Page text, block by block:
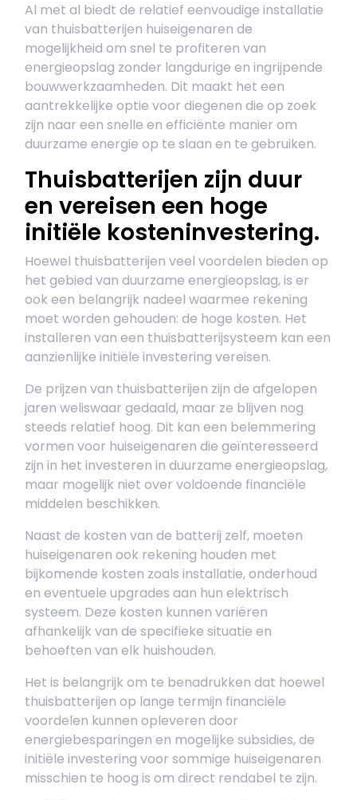
Al met al biedt de relatief eenvoudige installatie
van thuisbatterijen huiseigenaren de
mogelijkheid om snel te profiteren van
energieopslag zonder langdurige en ingrijpende
bouwwerkzaamheden. Dit maakt het een
aantrekkelijke optie voor diegenen die op zoek
zijn naar een snelle en efficiënte manier om
duurzame energie op te slaan en te gebruiken.
Thuisbatterijen zijn duur
en vereisen een hoge
initiële kosteninvestering.
Hoewel thuisbatterijen veel voordelen bieden op
het gebied van duurzame energieopslag, is er
ook een belangrijk nadeel waarmee rekening
moet worden gehouden: de hoge kosten. Het
installeren van een thuisbatterijsysteem kan een
aanzienlijke initiële investering vereisen.
De prijzen van thuisbatterijen zijn de afgelopen
jaren weliswaar gedaald, maar ze blijven nog
steeds relatief hoog. Dit kan een belemmering
vormen voor huiseigenaren die geïnteresseerd
zijn in het investeren in duurzame energieopslag,
maar mogelijk niet over voldoende financiële
middelen beschikken.
Naast de kosten van de batterij zelf, moeten
huiseigenaren ook rekening houden met
bijkomende kosten zoals installatie, onderhoud
en eventuele upgrades aan hun elektrisch
systeem. Deze kosten kunnen variëren
afhankelijk van de specifieke situatie en
behoeften van elk huishouden.
Het is belangrijk om te benadrukken dat hoewel
thuisbatterijen op lange termijn financiële
voordelen kunnen opleveren door
energiebesparingen en mogelijke subsidies, de
initiële investering voor sommige huiseigenaren
misschien te hoog is om direct rendabel te zijn.